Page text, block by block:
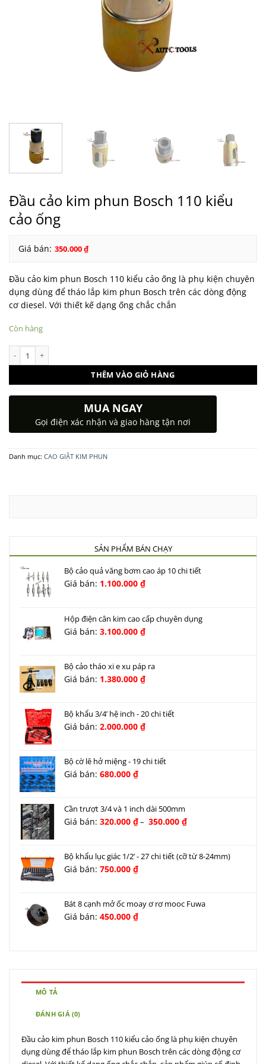
Đầu cảo kim phun Bosch 110 kiểu
cảo ống
Giá bán: 350.000₫
Đầu cảo kim phun Bosch 110 kiểu cảo ống là phụ kiện chuyên
dụng dùng để tháo lắp kim phun Bosch trên các dòng động
cơ diesel. Với thiết kế dạng ống chắc chắn
Còn hàng
THÊM VÀO GIỎ HÀNG
MUA NGAY
Gọi điện xác nhận và giao hàng tận nơi
Danh mục: CAO GIẬT KIM PHUN
SẢN PHẨM BÁN CHẠY
Bộ cảo quả văng bơm cao áp 10 chi tiết
Giá bán: 1.100.000₫
Hộp điện cân kim cao cấp chuyên dụng
Giá bán: 3.100.000₫
Bộ cảo tháo xi e xu páp ra
Giá bán: 1.380.000₫
Bộ khẩu 3/4’ hệ inch - 20 chi tiết
Giá bán: 2.000.000₫
Bộ cờ lê hở miệng - 19 chi tiết
Giá bán: 680.000₫
Cần trượt 3/4 và 1 inch dài 500mm
Giá bán: 320.000₫– 350.000₫Khoảng
320.000 ₫
đến
Bộ khẩu lục giác 1/2’ - 27 chi tiết (cỡ từ 8-24mm)
Giá bán: 750.000₫
Bát 8 cạnh mở ốc moay ơ rơ mooc Fuwa
Giá bán: 450.000₫
MÔ TẢ
ĐÁNH GIÁ (0)
Đầu cảo kim phun Bosch 110 kiểu cảo ống là phụ kiện chuyên
dụng dùng để tháo lắp kim phun Bosch trên các dòng động cơ